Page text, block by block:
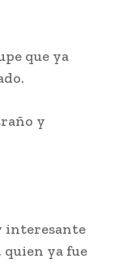
que ya
y
interesante
quien ya fue